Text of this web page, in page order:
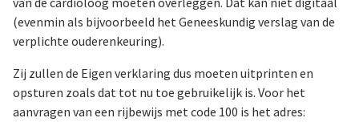
(evenmin als bijvoorbeeld het Geneeskundig verslag van de
verplichte ouderenkeuring).
Zij zullen de Eigen verklaring dus moeten uitprinten en
opsturen zoals dat tot nu toe gebruikelijk is. Voor het
aanvragen van een rijbewijs met code 100 is het adres: